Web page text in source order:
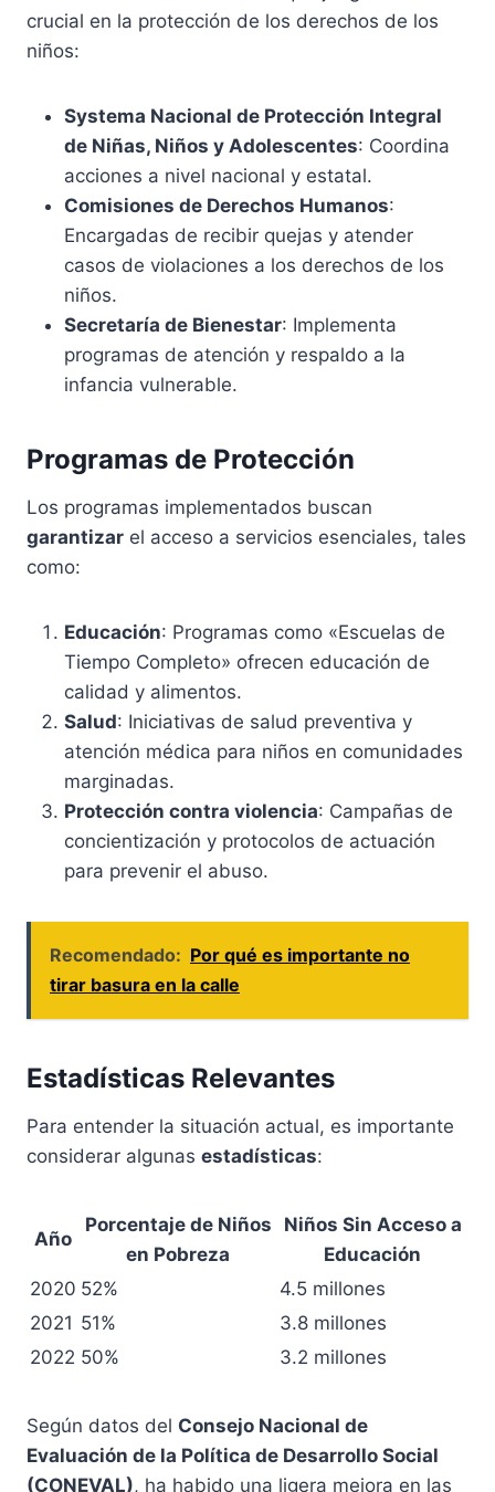
crucial en la protección de los derechos de los
niños:
Systema Nacional de Protección Integral
de Niñas, Niños y Adolescentes: Coordina
acciones a nivel nacional y estatal.
Comisiones de Derechos Humanos:
Encargadas de recibir quejas y atender
casos de violaciones a los derechos de los
niños.
Secretaría de Bienestar: Implementa
programas de atención y respaldo a la
infancia vulnerable.
Programas de Protección
Los programas implementados buscan
garantizar el acceso a servicios esenciales, tales
como:
Educación: Programas como «Escuelas de
Tiempo Completo» ofrecen educación de
calidad y alimentos.
Salud: Iniciativas de salud preventiva y
atención médica para niños en comunidades
marginadas.
Protección contra violencia: Campañas de
concientización y protocolos de actuación
para prevenir el abuso.
Recomendado: Por qué es importante no
tirar basura en la calle
Estadísticas Relevantes
Para entender la situación actual, es importante
considerar algunas estadísticas:
Año
Porcentaje de Niños
en Pobreza
Niños Sin Acceso a
Educación
2020 52%
4.5 millones
2021 51%
3.8 millones
2022 50% 3.2 millones
Según datos del Consejo Nacional de
Evaluación de la Política de Desarrollo Social
(CONEVAL), ha habido una ligera mejora en las